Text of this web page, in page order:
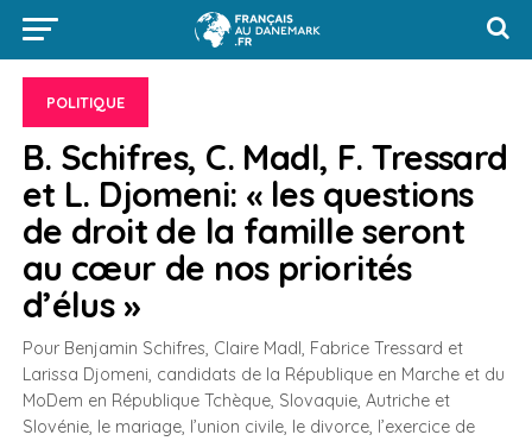
POLITIQUE
B. Schifres, C. Madl, F. Tressard
et L. Djomeni: « les questions
de droit de la famille seront
au cœur de nos priorités
d’élus »
Pour Benjamin Schifres, Claire Madl, Fabrice Tressard et
Larissa Djomeni, candidats de la République en Marche et du
MoDem en République Tchèque, Slovaquie, Autriche et
Slovénie, le mariage, l’union civile, le divorce, l’exercice de